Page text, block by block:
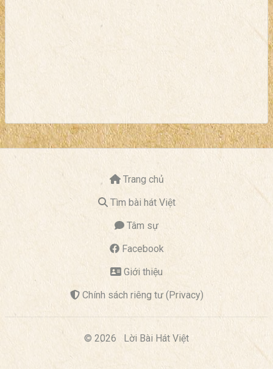
Trang chủ
Tìm bài hát Việt
Tâm sự
Facebook
Giới thiệu
Chính sách riêng tư (Privacy)
© 2026 Lời Bài Hát Việt